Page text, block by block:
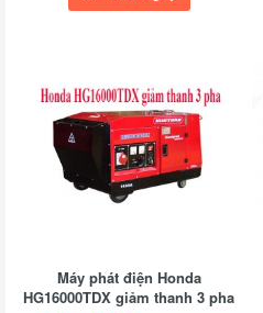
Máy phát điện Honda
HG16000TDX giảm thanh 3 pha